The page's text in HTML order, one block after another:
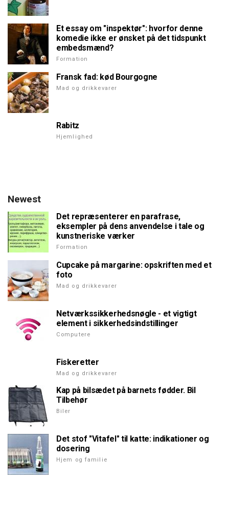
Et essay om "inspektør": hvorfor denne
komedie ikke er ønsket på det tidspunkt
embedsmænd?
Formation
Fransk fad: kød Bourgogne
Mad og drikkevarer
Rabitz
Hjemlighed
Newest
Det repræsenterer en parafrase,
eksempler på dens anvendelse i tale og
kunstneriske værker
Formation
Cupcake på margarine: opskriften med et
foto
Mad og drikkevarer
Netværkssikkerhedsnøgle - et vigtigt
element i sikkerhedsindstillinger
Computere
Fiskeretter
Mad og drikkevarer
Kap på bilsædet på barnets fødder. Bil
Tilbehør
Biler
Det stof "Vitafel" til katte: indikationer og
dosering
Hjem og familie